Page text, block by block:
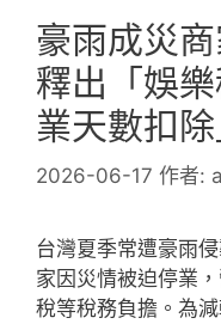
豪雨成災
釋出「娛
業天數扣
2026-06-17 作者:
台灣夏季常遭豪雨
家因災情被迫停業
稅等稅務負擔。為